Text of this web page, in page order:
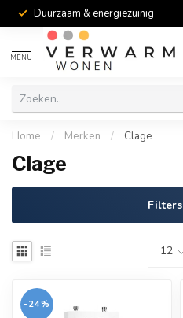
Duurzaam & energiezuinig
MENU
Home / Merken / Clage
Clage
Filters
-24%